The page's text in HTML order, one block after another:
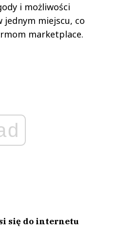
i możliwości
miejscu, co
marketplace.
się do internetu